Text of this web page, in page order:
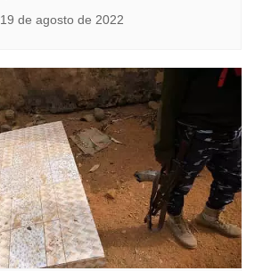
19 de agosto de 2022